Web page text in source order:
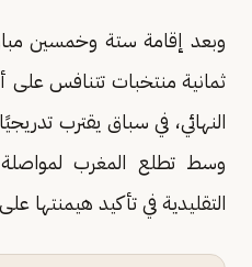
وبعد إقامة ستة وخمسين
ثمانية منتخبات تتنافس
النهائي، في سباق يقترب
وسط تطلع المغرب لمواصلة
التقليدية في تأكيد هيمنتها